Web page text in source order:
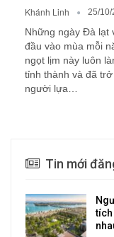
Khánh Linh 25/10/
Những ngày Đà lạt
đầu vào mùa mỗi
ngọt lịm này luôn
tỉnh thành và đã
người lựa…
Tin mới
tích